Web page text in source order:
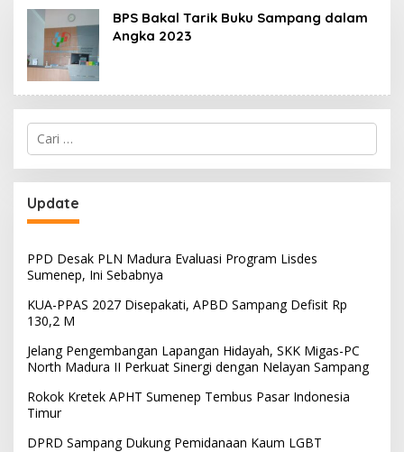
BPS Bakal Tarik Buku Sampang dalam
Angka 2023
Cari
untuk:
Update
PPD Desak PLN Madura Evaluasi Program Lisdes
Sumenep, Ini Sebabnya
KUA-PPAS 2027 Disepakati, APBD Sampang Defisit Rp
130,2 M
Jelang Pengembangan Lapangan Hidayah, SKK Migas-PC
North Madura II Perkuat Sinergi dengan Nelayan Sampang
Rokok Kretek APHT Sumenep Tembus Pasar Indonesia
Timur
DPRD Sampang Dukung Pemidanaan Kaum LGBT